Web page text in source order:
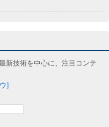
新技術を中心に、注目コンテ
]